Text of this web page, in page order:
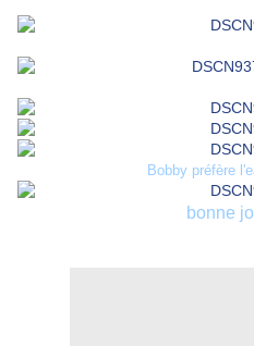
Bobby préfère
bonne